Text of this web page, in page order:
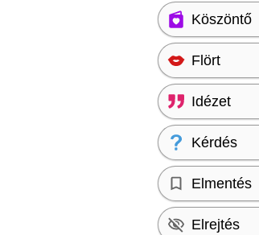
Köszöntő
Flört
Idézet
Kérdés
Elmentés
Elrejtés